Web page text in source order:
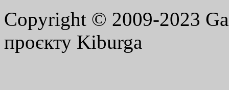
Copyright © 2009-2023
проєкту Kiburga